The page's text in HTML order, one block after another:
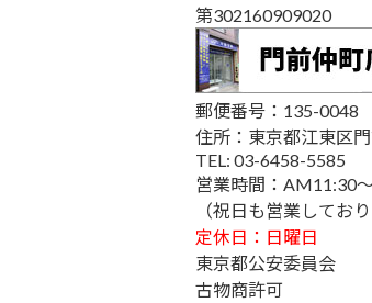
第302160909020
郵便番号：135-0048
住所：東京都江東区
TEL: 03-6458-5585
営業時間：AM11:30
（祝日も営業しており
定休日：日曜日
東京都公安委員会
古物商許可